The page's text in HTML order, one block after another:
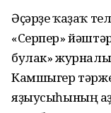
Әҫәрҙе ҡаҙаҡ
«Серпер»
булак»
Камшыгер
яҙыусыһының